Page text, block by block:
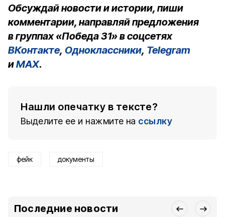
Обсуждай новости и истории, пиши
комментарии, направляй предложения
в группах «Победа 31» в соцсетях
ВКонтакте, Одноклассники, Telegram
иMAX.
Нашли опечатку в тексте?
Выделите ее и нажмите на ссылку
фейк документы
Последние новости